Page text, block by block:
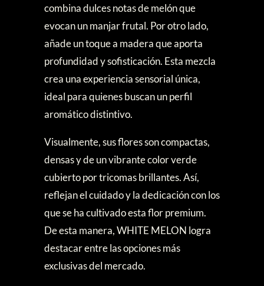
combina dulces notas de melón que
evocan un manjar frutal. Por otro lado,
añade un toque a madera que aporta
profundidad y sofisticación. Esta mezcla
crea una experiencia sensorial única,
ideal para quienes buscan un perfil
aromático distintivo.
Visualmente, sus flores son compactas,
densas y de un vibrante color verde
cubierto por tricomas brillantes. Así,
reflejan el cuidado y la dedicación con los
que se ha cultivado esta flor premium.
De esta manera, WHITE MELON logra
destacar entre las opciones más
exclusivas del mercado.